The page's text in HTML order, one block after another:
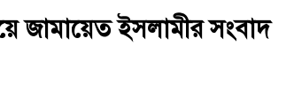
জামায়েত ইসলামীর সংবাদ